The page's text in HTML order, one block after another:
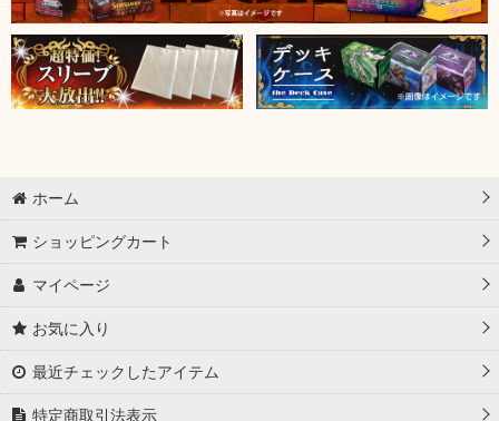
ホーム
ショッピングカート
マイページ
お気に入り
最近チェックしたアイテム
特定商取引法表示